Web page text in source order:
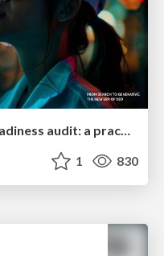
How to build an LLM SEO readiness audit: a practical framework
1 830